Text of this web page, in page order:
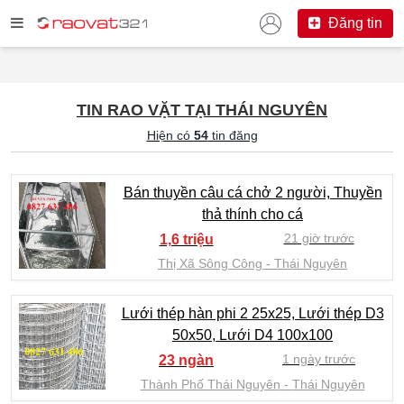
Đăng tin
TIN RAO VẶT TẠI THÁI NGUYÊN
Hiện có 54tin đăng
Bán thuyền câu cá chở 2 người, Thuyền
thả thính cho cá
1,6 triệu
21 giờ trước
Thị Xã Sông Công
Thái Nguyên
Lưới thép hàn phi 2 25x25, Lưới thép D3
50x50, Lưới D4 100x100
23 ngàn
1 ngày trước
Thành Phố Thái Nguyên
Thái Nguyên